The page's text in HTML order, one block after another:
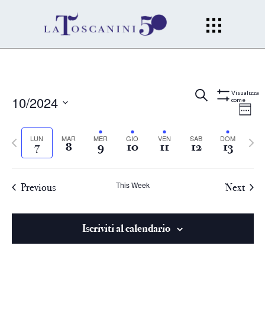
Eventi
e
viste
Cerca
Mostra
Visualizza
come
10/2024
LUN
7
MAR
8
MER
9
GIO
10
VEN
11
SAB
12
DOM
13
Previous
Next
Previous This Week Next
Iscriviti al calendario